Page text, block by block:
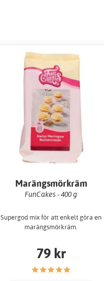
Marängsmörkräm
FunCakes - 400 g
Supergod mix för att enkelt göra en
marängsmörkräm.
79 kr